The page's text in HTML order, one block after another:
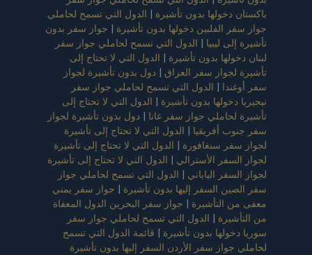
باكستان دخولها بدون تأشيرة | الدول التي تسمح لحاملي
جواز سفر الفلبين دخولها بدون تأشيرة | جواز سفر بدون
تأشيرة إلى ليبيا | الدول التي تسمح لحاملي جواز سفر
لبنان دخولها بدون تأشيرة | الدول التي لا تحتاج إلى
تأشيرة لجواز سفر العراق | دول بدون تأشيرة لجواز
سفر أوغندا | الدول التي تسمح لحاملي جواز سفر
نيجيريا دخولها بدون تأشيرة | الدول التي لا تحتاج إلى
تأشيرة لحاملي جواز سفر غانا | دول بدون تأشيرة لجواز
سفر جنوب أفريقيا | الدول التي لا تحتاج إلى تأشيرة
لجواز سفر سنغافورة | الدول التي لا تحتاج إلى تأشيرة
لجواز السفر الأسترالي | الدول التي لا تحتاج إلى تأشيرة
لجواز السفر الياباني | الدول التي تسمح لحاملي جواز
سفر الصين السفر إليها بدون تأشيرة | جواز سفر يمني
معفى من التأشيرة | جواز سفر البحرين الدول المعفاة
من التأشيرة | الدول التي تسمح لحاملي جواز سفر
سوريا دخولها بدون تأشيرة | قائمة الدول التي تسمح
لحاملي جواز سفر الأردن السفر إليها بدون تأشيرة